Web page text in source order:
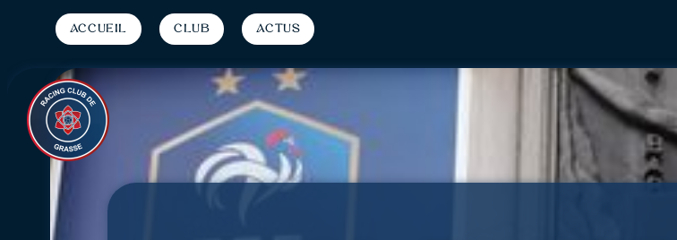
Accueil Club Actus